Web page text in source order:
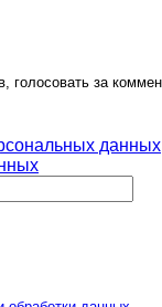
за
данных